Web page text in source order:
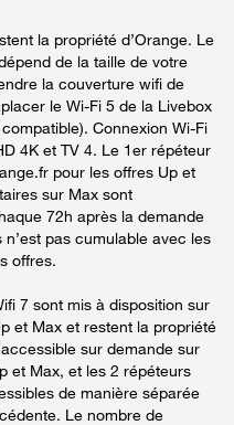
la propriété d’Orange. Le
de la taille de votre
la couverture wifi de
le Wi-Fi 5 de la Livebox
Connexion Wi-Fi
4K et TV 4. Le 1er répéteur
pour les offres Up et
sur Max sont
72h après la demande
pas cumulable avec les
offres.
7 sont mis à disposition sur
et Max et restent la propriété
sur demande sur
et Max, et les 2 répéteurs
de manière séparée
Le nombre de